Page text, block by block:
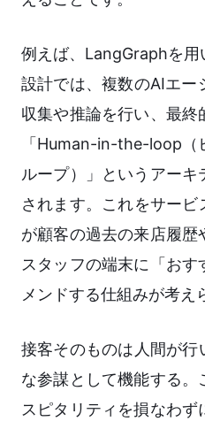
例えば、LangGraphを用
設計では、複数のAIエー
収集や推論を行い、最終
「Human-in-the-loop（
ループ）」というアーキ
されます。これをサー
が顧客の過去の来店履歴
スタッフの端末に「お
メンドする仕組みが考え
接客そのものは人間が行
な参謀として機能する
スピタリティを損なわ